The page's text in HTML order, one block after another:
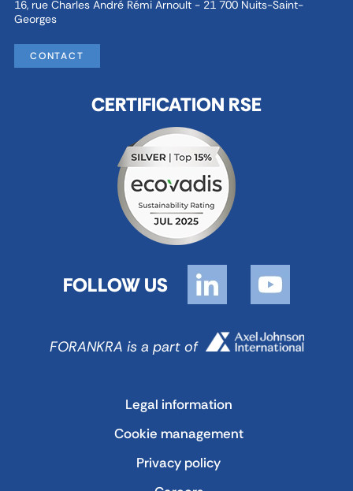
16, rue Charles André Rémi Arnoult - 21 700 Nuits-Saint-
Georges
CONTACT
CERTIFICATION RSE
FOLLOW US
FORANKRA is a part of
Legal information
Cookie management
Privacy policy